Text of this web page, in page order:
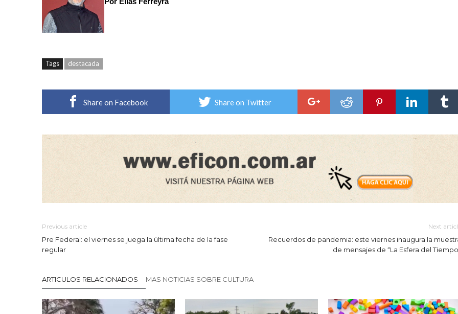
Tags destacada
Share on Facebook Share on Twitter
Previous article
Pre Federal: el viernes se juega la última fecha de la fase
regular
Next
Recuerdos de pandemia: este viernes inaugura la
de mensajes de “La Esfera del
ARTICULOS RELACIONADOS MAS NOTICIAS SOBRE CULTURA